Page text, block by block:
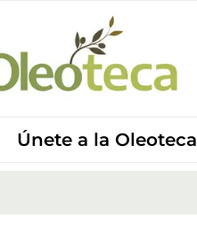
Únete a la Oleoteca